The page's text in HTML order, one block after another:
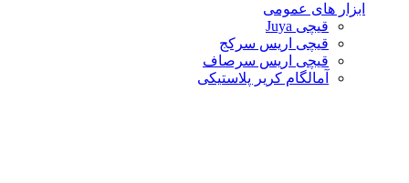
ابزار های عمومی
قیچی Juya
قیچی اریس سرکج
قیچی اریس سرصاف
آمالگام کریر پلاستیکی